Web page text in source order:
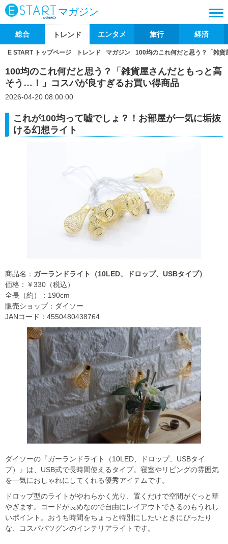
マガジン
総合 トレンド エンタメ 旅行 経済
E START トップページ トレンド マガジン 100均のこれ何だと思う？「雑
100均のこれ何だと思う？「雑貨屋さんだともっと高
そう…！」コスパが良すぎるお買い得商品
2026-04-20 08:00:00
これが100均って嘘でしょ？！お部屋が一気に垢抜
ける幻想ライト
商品名： ガーランドライト（10LED、ドロップ、USBタイプ）
価格：￥330（税込）
全長（約）：190cm
販売ショップ：ダイソー
JANコード：4550480438764
ダイソーの『ガーランドライト（10LED、ドロップ、USBタイ
プ）』は、USB式で長時間使えるタイプ。寝室やリビングの雰囲気
を一気におしゃれにしてくれる優秀アイテムです。
ドロップ型のライトがやわらかく光り、置くだけで空間がぐっと華
やぎます。コードが長めなので自由にレイアウトできるのもうれし
いポイント。おうち時間をちょっと特別にしたいときにぴったり
な、コスパバツグンのインテリアライトです。